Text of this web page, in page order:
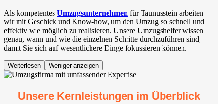
Als kompetentes Umzugsunternehmen für Taunusstein arbeiten
wir mit Geschick und Know-how, um den Umzug so schnell und
effektiv wie möglich zu realisieren. Unsere Umzugshelfer wissen
genau, wann und wie die einzelnen Schritte durchzuführen sind,
damit Sie sich auf wesentlichere Dinge fokussieren können.
Weiterlesen Weniger anzeigen
Unsere Kernleistungen im Überblick